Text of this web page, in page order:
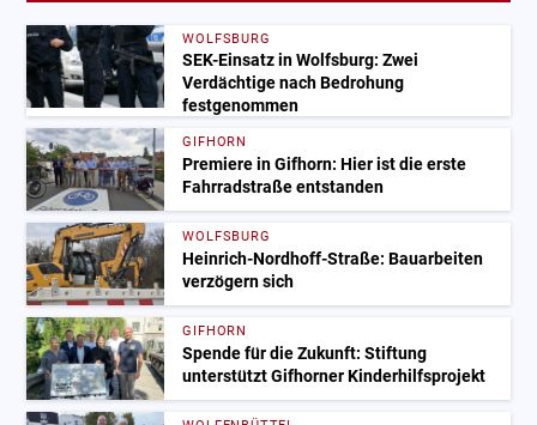
WOLFSBURG
SEK-Einsatz in Wolfsburg: Zwei
Verdächtige nach Bedrohung
festgenommen
GIFHORN
Premiere in Gifhorn: Hier ist die erste
Fahrradstraße entstanden
WOLFSBURG
Heinrich-Nordhoff-Straße: Bauarbeiten
verzögern sich
GIFHORN
Spende für die Zukunft: Stiftung
unterstützt Gifhorner Kinderhilfsprojekt